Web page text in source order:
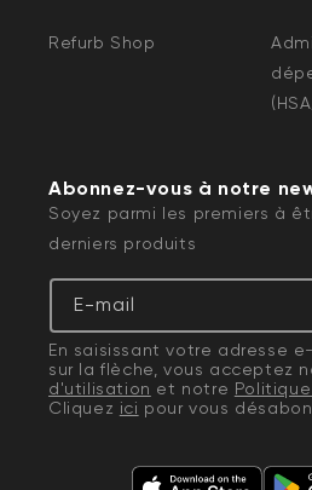
Refurb Shop
Abonnez-vous à notre
Soyez parmi les premiers à
derniers produits
E-mail
En saisissant votre adresse
sur la flèche, vous acceptez
d'utilisation et notre
Cliquez ici pour vous